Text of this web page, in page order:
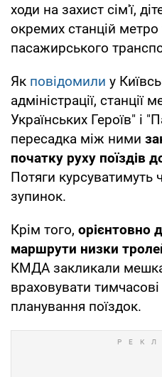
ходи на захист сім'ї,
окремих станцій
пасажирського
Як повідомили у
адміністрації, станції
Українських Героїв" і
пересадка між ними
початку руху поїздів
Потяги курсуватимуть
зупинок.
Крім того, орієнтовно
маршрути низки
КМДА закликали
враховувати
планування поїздок.